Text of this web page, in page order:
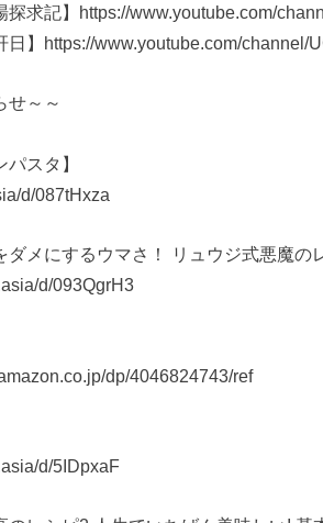
探求記】https://www.youtube.com/
日】https://www.youtube.com/
せ～～
パスタ】
d/087tHxza
ダメにするウマさ！ リュウジ式悪魔の
d/093QgrH3
dp/4046824743/ref
d/5IDpxaF